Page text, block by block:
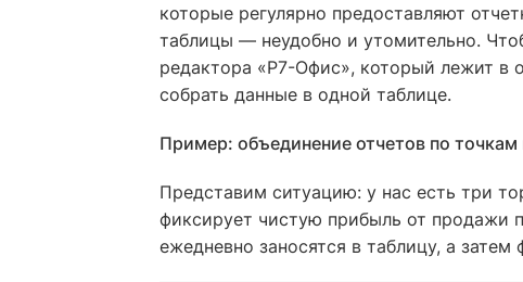
которые регулярно предоставляют
таблицы — неудобно и утомительно.
редактора «Р7-Офис», который лежит в
собрать данные в одной таблице.
Пример: объединение отчетов по
Представим ситуацию: у нас есть три
фиксирует чистую прибыль от продажи
ежедневно заносятся в таблицу, а